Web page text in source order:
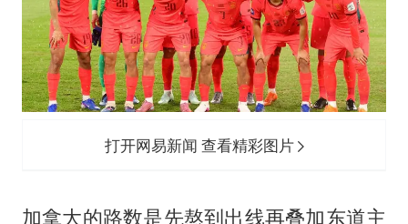
打开网易新闻 查看精彩图片
加拿大的路数是先熬到出线再叠加东道主